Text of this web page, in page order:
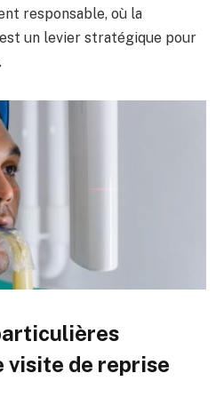
responsable, où la
un levier stratégique pour
visite de reprise